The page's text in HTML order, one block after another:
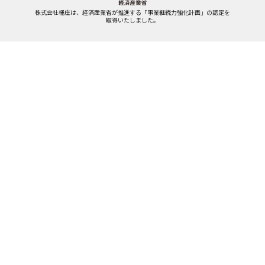
株式会社桶庄は、経済産業省が推進する「事業継続力強化計画」の認定を
取得いたしました。